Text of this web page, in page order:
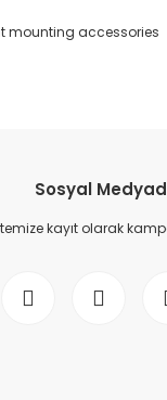
mounting accessories
Sosyal
kayıt olarak